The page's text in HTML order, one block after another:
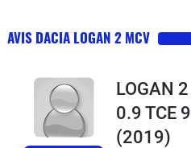
AVIS DACIA LOGAN 2 MCV
LOGAN
0.9 TCE
(2019)